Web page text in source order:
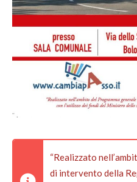
“Realizzato
di intervento della